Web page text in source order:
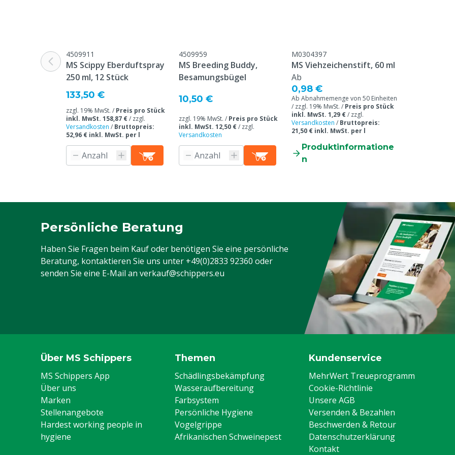
4509911
MS Scippy Eberduftspray
250 ml, 12 Stück
133,50 €
zzgl. 19% MwSt. / Preis pro Stück
inkl. MwSt. 158,87 €/ zzgl.
Versandkosten / Bruttopreis:
52,96 € inkl. MwSt. per l
4509959
MS Breeding Buddy,
Besamungsbügel
10,50 €
zzgl. 19% MwSt. / Preis pro Stück
inkl. MwSt. 12,50 €/ zzgl.
Versandkosten
M0304397
MS Viehzeichenstift, 60 ml
Ab
0,98 €
Ab Abnahmemenge von 50 Einheiten
/ zzgl. 19% MwSt. / Preis pro Stück
inkl. MwSt. 1,29 €/ zzgl.
Versandkosten / Bruttopreis:
21,50 € inkl. MwSt. per l
Produktinformatione
n
Persönliche Beratung
Haben Sie Fragen beim Kauf oder benötigen Sie eine persönliche
Beratung, kontaktieren Sie uns unter +49(0)2833 92360 oder
senden Sie eine E-Mail an verkauf@schippers.eu
Über MS Schippers
MS Schippers App
Über uns
Marken
Stellenangebote
Hardest working people in
hygiene
Themen
Schädlingsbekämpfung
Wasseraufbereitung
Farbsystem
Persönliche Hygiene
Vogelgrippe
Afrikanischen Schweinepest
Kundenservice
MehrWert Treueprogramm
Cookie-Richtlinie
Unsere AGB
Versenden & Bezahlen
Beschwerden & Retour
Datenschutzerklärung
Kontakt